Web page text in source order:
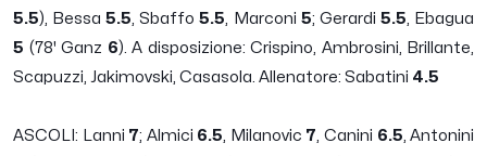
5.5), Bessa5.5, Sbaffo5.5, Marconi 5; Gerardi 5.5, Ebagua
5 (78' Ganz 6). A disposizione: Crispino, Ambrosini, Brillante,
Scapuzzi, Jakimovski, Casasola. Allenatore: Sabatini 4.5
ASCOLI: Lanni 7; Almici 6.5, Milanovic 7, Canini 6.5, Antonini